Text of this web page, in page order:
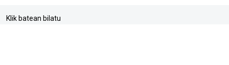
Klik batean bilatu